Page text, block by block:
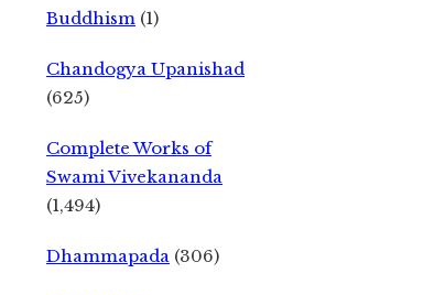
Buddhism (1)
Chandogya Upanishad
(625)
Complete Works of
Swami Vivekananda
(1,494)
Dhammapada (306)